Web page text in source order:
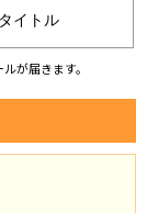
タイトル
が届きます。